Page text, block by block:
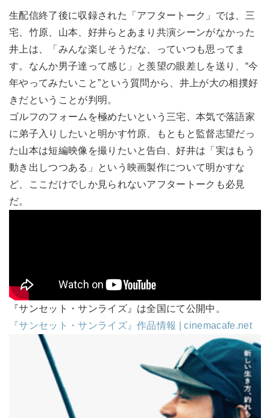
生配信終了後に収録された「アフタートーク」では、三
宅、竹原、山本、好井らとあまり共演シーンがなかった
井上は、「みんな楽しそうだな、っていつも思ってま
す。なんか男子達って感じ」と羨望の眼差しを送り、“今
年やってみたいこと”という質問から、井上が大の相撲好
きだということが判明。
ゴルフのフォームを極めたいという三宅、本気で落語家
に弟子入りしたいと明かす竹原、もともと監督志望だっ
た山本は短編映像を撮りたいと告白、好井は「実はもう
動き出しつつある」という映画製作について明かすな
ど、ここだけでしか見られないアフタートークも必見
だ。
『サンセット・サンライズ』は全国にて公開中。
『サンセット・サンライズ』作品情報 | cinemacafe.net